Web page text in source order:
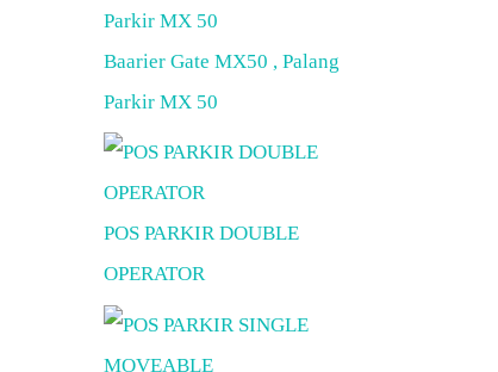
Baarier Gate MX50 , Palang
Parkir MX 50
POS PARKIR DOUBLE
OPERATOR